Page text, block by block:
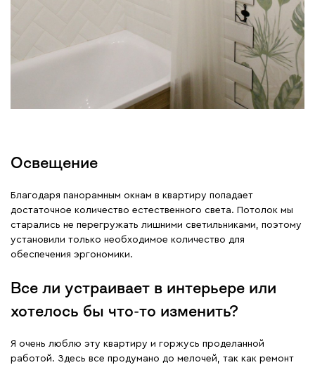
Освещение
Благодаря панорамным окнам в квартиру попадает
достаточное количество естественного света. Потолок мы
старались не перегружать лишними светильниками, поэтому
установили только необходимое количество для
обеспечения эргономики.
Все ли устраивает в интерьере или
хотелось бы что-то изменить?
Я очень люблю эту квартиру и горжусь проделанной
работой. Здесь все продумано до мелочей, так как ремонт